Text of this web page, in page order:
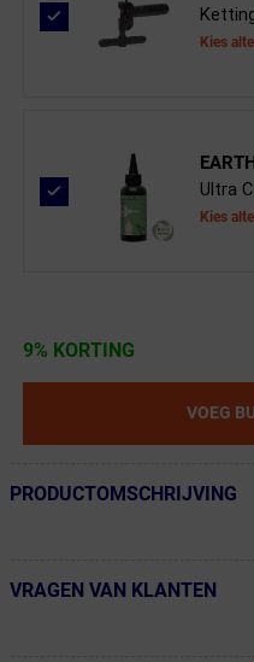
Kies
Ultra
Kies
9% KORTING
VOEG
← Terug naar productnavigatie
PRODUCTOMSCHRIJVING
← Terug naar productnavigatie
VRAGEN VAN KLANTEN